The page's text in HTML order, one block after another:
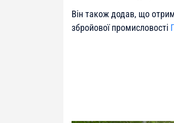
Він також додав, що
збройової промисловості